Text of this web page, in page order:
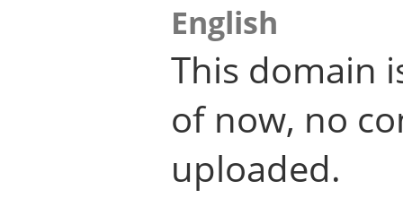
English
This domain
of now, no
uploaded.